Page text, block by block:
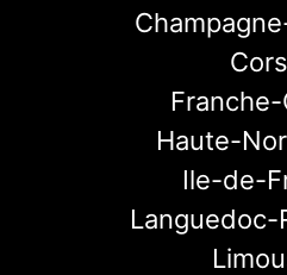
Haute-
Ile-de-
Languedoc-